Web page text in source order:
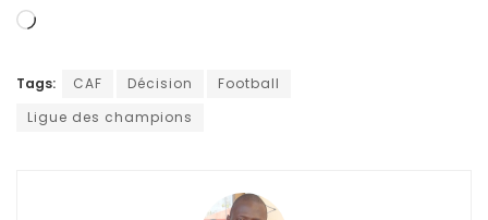
Chargement…
Tags: CAF Décision
Football
Ligue des champions